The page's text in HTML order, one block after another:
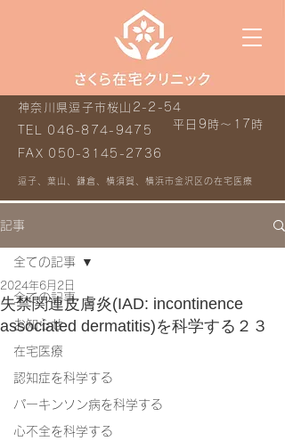
平日9時～17時
神奈川県逗子市桜山2-2-54
TEL 046-874-9475
FAX 050-3145-2736
逗子、葉山、鎌倉、横須賀、横浜市金沢区の在宅医療
記事
全ての記事
お知らせ
在宅医療
認知症を科学する
パーキンソン病を科学する
心不全を科学する
全ての記事
失禁関連皮膚炎(IAD: incontinence
associated dermatitis)を科学する２３
2024年6月2日